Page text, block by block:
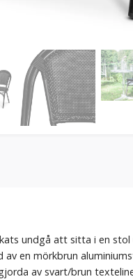
undgå att sitta i en
av en mörkbrun
av svart/brun